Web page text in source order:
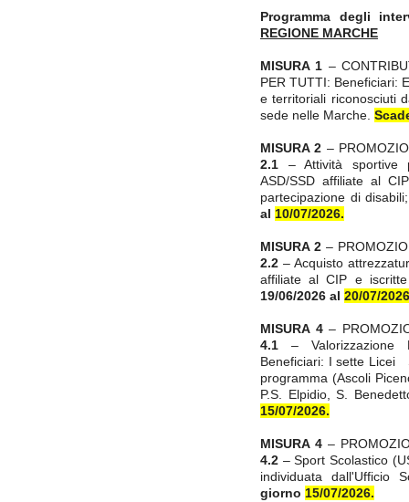
Programma degli
REGIONE MARCHE
MISURA 1 –
PER TUTTI: Beneficiari:
e territoriali riconosciuti
sede nelle Marche.
MISURA 2 –
2.1 – Attività sportive
ASD/SSD affiliate al
partecipazione di
al 10/07/2026.
MISURA 2 –
2.2 – Acquisto
affiliate al CIP e
19/06/2026 al 20/07/
MISURA 4–
4.1 – Valorizzazione
Beneficiari: I sette Licei
programma (Ascoli
P.S. Elpidio, S.
15/07/2026.
MISURA 4 –
4.2 – Sport Scolastico
individuata dall'Ufficio
giorno 15/07/2026.